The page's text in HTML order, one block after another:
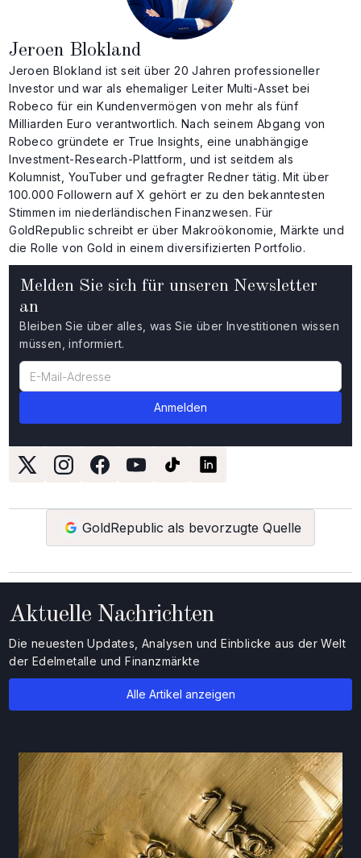
Melden Sie sich für unseren Newsletter
an
Bleiben Sie über alles, was Sie über Investitionen wissen
müssen, informiert.
GoldRepublic als bevorzugte Quelle
Jeroen Blokland
Jeroen Blokland ist seit über 20 Jahren professioneller
Investor und war als ehemaliger Leiter Multi-Asset bei
Robeco für ein Kundenvermögen von mehr als fünf
Milliarden Euro verantwortlich. Nach seinem Abgang von
Robeco gründete er True Insights, eine unabhängige
Investment-Research-Plattform, und ist seitdem als
Kolumnist, YouTuber und gefragter Redner tätig. Mit über
100.000 Followern auf X gehört er zu den bekanntesten
Stimmen im niederländischen Finanzwesen. Für
GoldRepublic schreibt er über Makroökonomie, Märkte und
die Rolle von Gold in einem diversifizierten Portfolio.
Aktuelle Nachrichten
Die neuesten Updates, Analysen und Einblicke aus der Welt
der Edelmetalle und Finanzmärkte
Alle Artikel anzeigen